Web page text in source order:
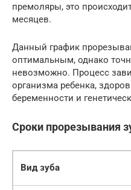
премоляры, это
месяцев.
Данный график
оптимальным, однако
невозможно. Процесс
организма ребенка,
беременности и
Сроки прорезывания
Вид зуба